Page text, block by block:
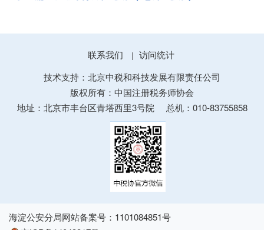
联系我们 |
访问统计
技术支持：北京中税和科技发展有限责任公司
版权所有：中国注册税务师协会
地址：北京市丰台区青塔西里3号院
总机：010-83755858
海淀公安分局网站备案号：1101084851号